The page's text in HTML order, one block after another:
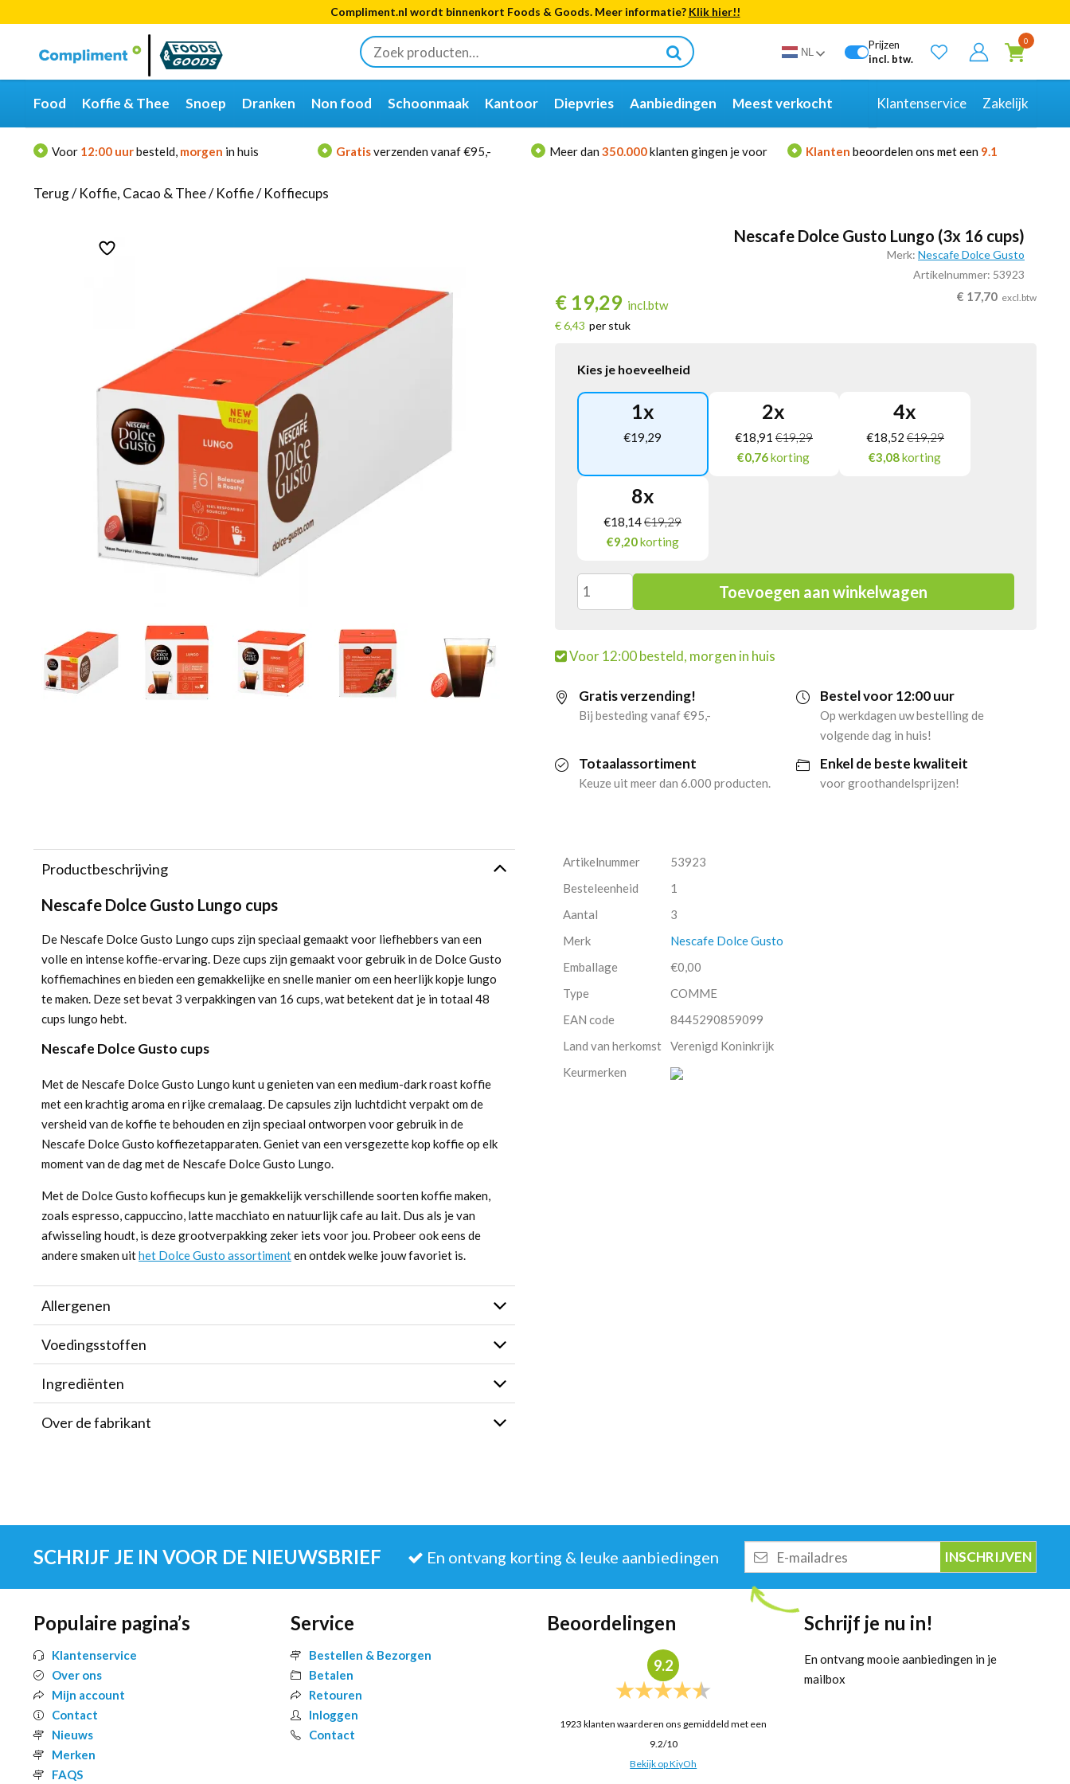
Compliment.nl wordt binnenkort Foods & Goods. Meer informatie? Klik hier!!
Zoeken
naar:
Categorieën
Merken
NL
Prijzen
incl. btw.
0
Food Koffie & Thee Snoep Dranken Non food Schoonmaak Kantoor Diepvries Aanbiedingen Meest verkocht Klantenservice Zakelijk
Voor 12:00 uurbesteld, morgen in huis Gratisverzenden vanaf €95,- Meer dan 350.000klanten gingen je voor Klanten beoordelen ons met een 9.1
Terug/Koffie, Cacao & Thee/Koffie/Koffiecups
Nescafe Dolce Gusto Lungo (3x 16 cups)
Merk: Nescafe Dolce Gusto
Artikelnummer: 53923
€ 19,29 incl.btw
€ 6,43 per stuk
€ 17,70 excl.btw
Kies je hoeveelheid
1x
€19,29
2x
€18,91 €19,29
€0,76korting
4x
€18,52 €19,29
€3,08korting
8x
€18,14€19,29
€9,20korting
Nescafe
Gusto
Lungo
Toevoegen aan winkelwagen
Voor 12:00 besteld, morgen in huis
Gratis verzending!
Bij besteding vanaf €95,-
Bestel voor 12:00 uur
Op werkdagen uw bestelling de
volgende dag in huis!
Totaalassortiment
Keuze uit meer dan 6.000 producten.
Enkel de beste kwaliteit
voor groothandelsprijzen!
Productbeschrijving
Nescafe Dolce Gusto Lungo cups
De Nescafe Dolce Gusto Lungo cups zijn speciaal gemaakt voor liefhebbers van een
volle en intense koffie-ervaring. Deze cups zijn gemaakt voor gebruik in de Dolce Gusto
koffiemachines en bieden een gemakkelijke en snelle manier om een heerlijk kopje lungo
te maken. Deze set bevat 3 verpakkingen van 16 cups, wat betekent dat je in totaal 48
cups lungo hebt.
Nescafe Dolce Gusto cups
Met de Nescafe Dolce Gusto Lungo kunt u genieten van een medium-dark roast koffie
met een krachtig aroma en rijke cremalaag. De capsules zijn luchtdicht verpakt om de
versheid van de koffie te behouden en zijn speciaal ontworpen voor gebruik in de
Nescafe Dolce Gusto koffiezetapparaten. Geniet van een versgezette kop koffie op elk
moment van de dag met de Nescafe Dolce Gusto Lungo.
Met de Dolce Gusto koffiecups kun je gemakkelijk verschillende soorten koffie maken,
zoals espresso, cappuccino, latte macchiato en natuurlijk cafe au lait. Dus als je van
afwisseling houdt, is deze grootverpakking zeker iets voor jou. Probeer ook eens de
andere smaken uithet Dolce Gusto assortimenten ontdek welke jouw favoriet is.
Allergenen
Voedingsstoffen
Ingrediënten
Over de fabrikant
Artikelnummer
53923
Besteleenheid
1
Aantal
3
Merk
Nescafe Dolce Gusto
Emballage
€0,00
Type
COMME
EAN code
8445290859099
Land van herkomst
Verenigd Koninkrijk
Keurmerken
SCHRIJF JE IN VOOR DE NIEUWSBRIEF En ontvang korting & leuke aanbiedingen
mailadres
Populaire pagina’s
Klantenservice
Over ons
Mijn account
Contact
Nieuws
Merken
FAQS
Service
Bestellen & Bezorgen
Betalen
Retouren
Inloggen
Contact
Beoordelingen
9.2
1923 klanten waarderen ons gemiddeld met een
9.2/10
Bekijk op KiyOh
Schrijf je nu in!
En ontvang mooie aanbiedingen in je
mailbox